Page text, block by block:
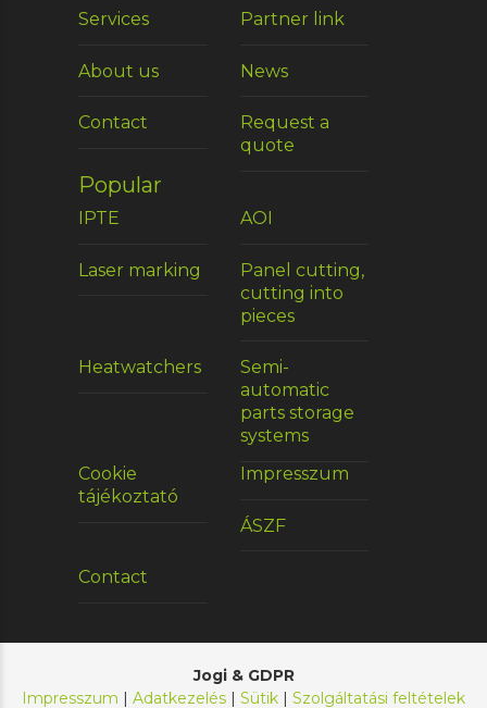
Services Partner link
About us News
Contact
Request a
quote
Popular
IPTE AOI
Laser marking
Panel cutting,
cutting into
pieces
Heatwatchers
Semi-
automatic
parts storage
systems
Cookie
tájékoztató
Impresszum
ÁSZF
Contact
Jogi & GDPR
Impresszum | Adatkezelés | Sütik | Szolgáltatási feltételek